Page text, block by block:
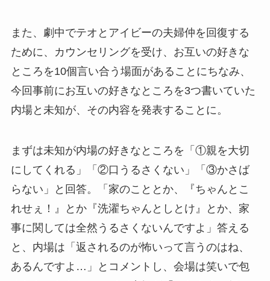
また、劇中でテオとアイビーの夫婦仲を回復する
ために、カウンセリングを受け、お互いの好きな
ところを10個言い合う場面があることにちなみ、
今回事前にお互いの好きなところを3つ書いていた
内場と未知が、その内容を発表することに。
まずは未知が内場の好きなところを「①親を大切
にしてくれる」「②口うるさくない」「③かさば
らない」と回答。「家のこととか、『ちゃんとこ
れせぇ！』とか『洗濯ちゃんとしとけ』とか、家
事に関しては全然うるさくないんですよ」答える
と、内場は「返されるのが怖いって言うのはね、
あるんですよ…」とコメントし、会場は笑いで包